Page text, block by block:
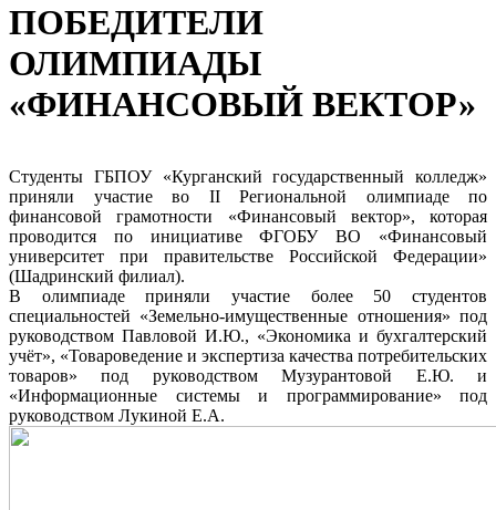
ПОБЕДИТЕЛИ
ОЛИМПИАДЫ
«ФИНАНСОВЫЙ ВЕКТОР»
Студенты ГБПОУ «Курганский государственный колледж»
приняли участие во II Региональной олимпиаде по
финансовой грамотности «Финансовый вектор», которая
проводится по инициативе ФГОБУ ВО «Финансовый
университет при правительстве Российской Федерации»
(Шадринский филиал).
В олимпиаде приняли участие более 50 студентов
специальностей «Земельно-имущественные отношения» под
руководством Павловой И.Ю., «Экономика и бухгалтерский
учёт», «Товароведение и экспертиза качества потребительских
товаров» под руководством Музурантовой Е.Ю. и
«Информационные системы и программирование» под
руководством Лукиной Е.А.